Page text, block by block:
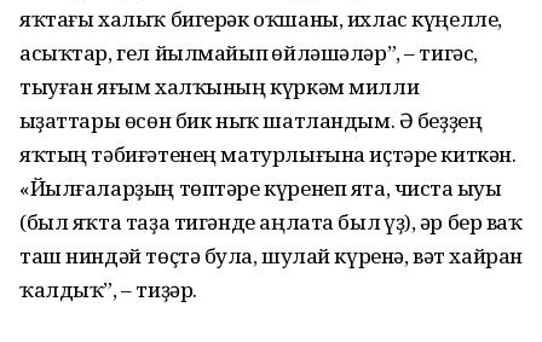
яҡтағы халыҡ бигерәк оҡшаны, ихлас күңелле,
асыҡтар, гел йылмайып һөйләшәләр”, – тигәс,
тыуған яғым халҡының күркәм милли
һыҙаттары өсөн бик ныҡ шатландым. Ә беҙҙең
яҡтың тәбиғәтенең матурлығына иҫтәре киткән.
«Йылғаларҙың төптәре күренеп ята, чиста һыуы
(был яҡта таҙа тигәнде аңлата был һүҙ), һәр бер ваҡ
таш ниндәй төҫтә булһа, шулай күренә, вәт хайран
ҡалдыҡ”, – тиҙәр.